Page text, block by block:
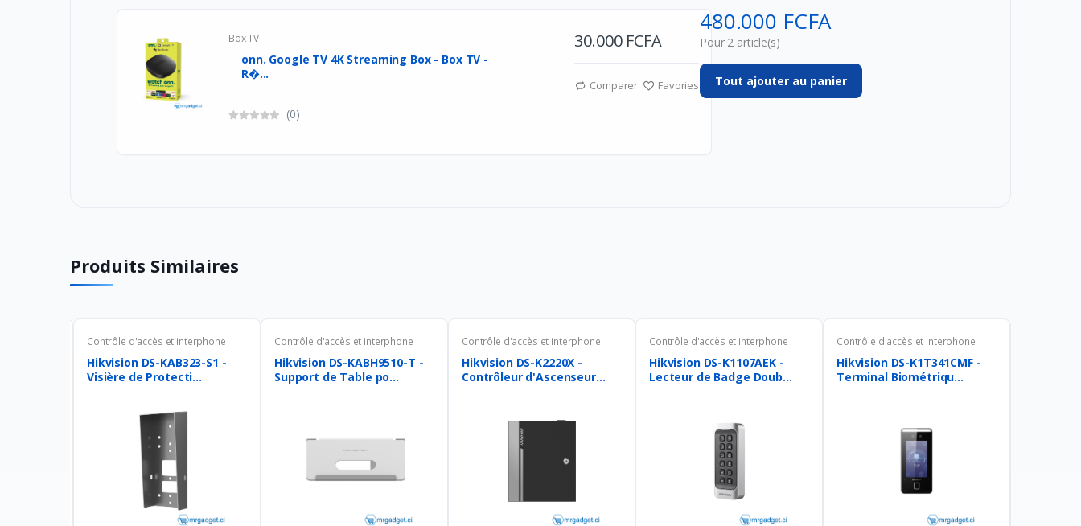
Box TV
onn. Google TV 4K Streaming Box - Box TV -
R�...
(0)
30.000 FCFA
Comparer Favories
480.000 FCFA
Pour 2 article(s)
Tout ajouter au panier
Produits Similaires
Contrôle d'accès et interphone
Hikvision DS-KAB323-S1 -
Visière de Protecti...
Contrôle d'accès et interphone
Hikvision DS-KABH9510-T -
Support de Table po...
Contrôle d'accès et interphone
Hikvision DS-K2220X -
Contrôleur d'Ascenseur...
Contrôle d'accès et interphone
Hikvision DS-K1107AEK -
Lecteur de Badge Doub...
Contrôle d'accès et interphone
Hikvision DS-K1T341CMF -
Terminal Biométriqu...